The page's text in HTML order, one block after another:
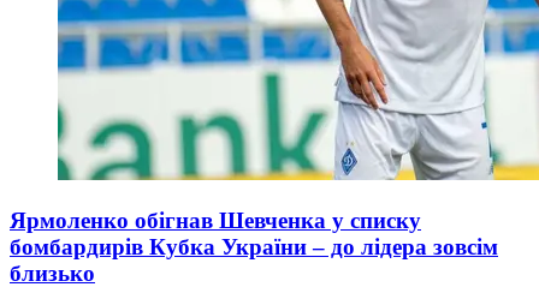
Ярмоленко обігнав Шевченка у списку
бомбардирів Кубка України – до лідера зовсім
близько